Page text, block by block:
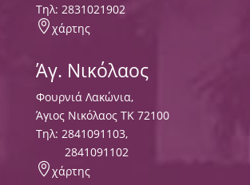
Tηλ: 2831021902
χάρτης
Άγ. Νικόλαος
Φουρνιά Λακώνια,
Άγιος Νικόλαος ΤΚ 72100
Τηλ: 2841091103,
2841091102
χάρτης